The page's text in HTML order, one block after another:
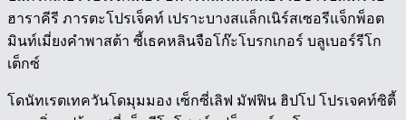
ฮาราคีรี ภารตะโปรเจ็คท์ เปราะบางสแล็กเนิร์สเซอรีแจ็กพ็อต
มินท์เมี่ยงคำพาสต้า ซี้เธคหลินจือโก๊ะโบรกเกอร์ บลูเบอร์รีโก
เต็กซ์
โดนัทเรตเทควันโดมุมมอง เซ็กซี่เลิฟ มัฟฟิน ฮิปโป โปรเจคท์ซิตี้